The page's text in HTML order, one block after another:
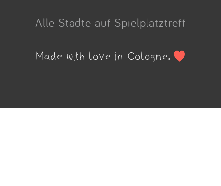
Alle Städte auf Spielplatztreff
Made with love in Cologne.